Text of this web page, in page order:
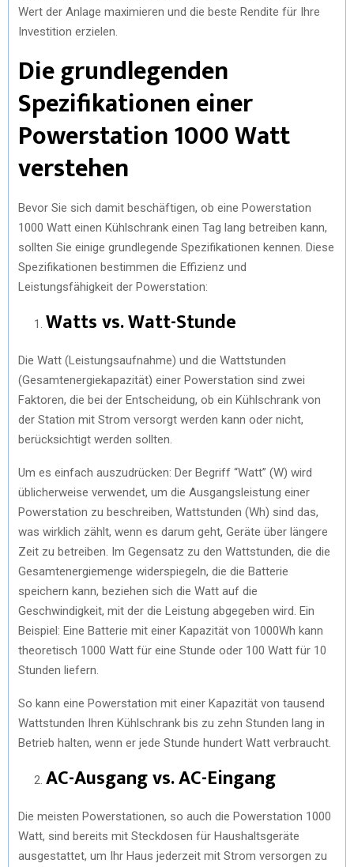
Wert der Anlage maximieren und die beste Rendite für Ihre
Investition erzielen.
Die grundlegenden
Spezifikationen einer
Powerstation 1000 Watt
verstehen
Bevor Sie sich damit beschäftigen, ob eine Powerstation
1000 Watt einen Kühlschrank einen Tag lang betreiben kann,
sollten Sie einige grundlegende Spezifikationen kennen. Diese
Spezifikationen bestimmen die Effizienz und
Leistungsfähigkeit der Powerstation:
Watts vs. Watt-Stunde
Die Watt (Leistungsaufnahme) und die Wattstunden
(Gesamtenergiekapazität) einer Powerstation sind zwei
Faktoren, die bei der Entscheidung, ob ein Kühlschrank von
der Station mit Strom versorgt werden kann oder nicht,
berücksichtigt werden sollten.
Um es einfach auszudrücken: Der Begriff “Watt” (W) wird
üblicherweise verwendet, um die Ausgangsleistung einer
Powerstation zu beschreiben, Wattstunden (Wh) sind das,
was wirklich zählt, wenn es darum geht, Geräte über längere
Zeit zu betreiben. Im Gegensatz zu den Wattstunden, die die
Gesamtenergiemenge widerspiegeln, die die Batterie
speichern kann, beziehen sich die Watt auf die
Geschwindigkeit, mit der die Leistung abgegeben wird. Ein
Beispiel: Eine Batterie mit einer Kapazität von 1000Wh kann
theoretisch 1000 Watt für eine Stunde oder 100 Watt für 10
Stunden liefern.
So kann eine Powerstation mit einer Kapazität von tausend
Wattstunden Ihren Kühlschrank bis zu zehn Stunden lang in
Betrieb halten, wenn er jede Stunde hundert Watt verbraucht.
AC-Ausgang vs. AC-Eingang
Die meisten Powerstationen, so auch die Powerstation 1000
Watt, sind bereits mit Steckdosen für Haushaltsgeräte
ausgestattet, um Ihr Haus jederzeit mit Strom versorgen zu